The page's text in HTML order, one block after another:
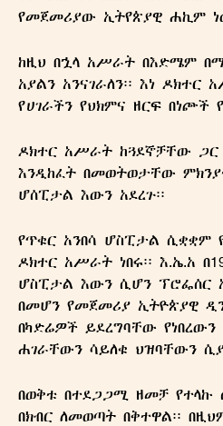
የመጀመሪያው ኢትየጵያዊ ሐኪም
ከዚህ በኋላ አሥራት በእድሜም
አያልን አንናገራለን፡፡ እነ
የሀገራችን የህክምና ዘርፍ በነጮች
ዶክተር አሥራት ከጓደኞቻቸው ጋር
እንዲከፈት በመወትወታቸው
ሆሰፒታል እውን አደረጉ፡፡
የጥቁር አንበሳ ሆስፒታል ሲቋቋም
ዶክተር አሥራት ነበሩ፡፡ እ.ኤ.አ
ሆስፒታል እውን ሲሆን ፕሮፌሰር
በመሆን የመጀመሪያ ኢትዮጵያዊ
በካድሬዎች ይደረግባቸው
ሐገራቸውን ሳይለቁ ህዝባቸውን
በወቅቱ በተደጋጋሚ ዘመቻ የተላኩ
በክብር ለመወጣት በቅተዋል፡፡